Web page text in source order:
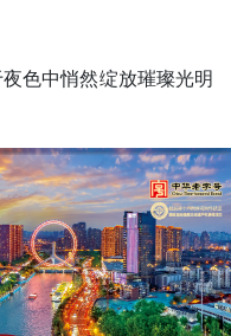
色中悄然绽放璀璨光明